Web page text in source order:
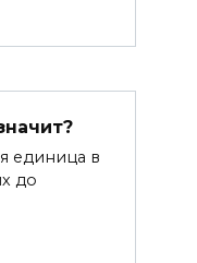
единица в
до